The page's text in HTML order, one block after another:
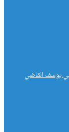
يوسف القاضي